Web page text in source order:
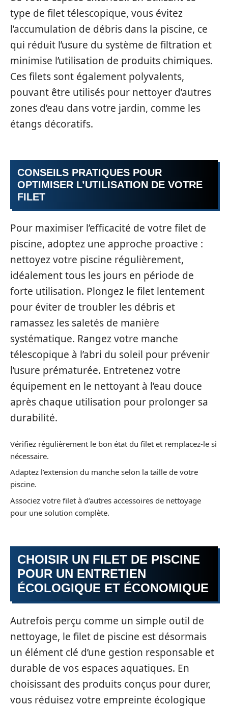
type de filet télescopique, vous évitez
l’accumulation de débris dans la piscine, ce
qui réduit l’usure du système de filtration et
minimise l’utilisation de produits chimiques.
Ces filets sont également polyvalents,
pouvant être utilisés pour nettoyer d’autres
zones d’eau dans votre jardin, comme les
étangs décoratifs.
CONSEILS PRATIQUES POUR
OPTIMISER L’UTILISATION DE VOTRE
FILET
Pour maximiser l’efficacité de votre filet de
piscine, adoptez une approche proactive :
nettoyez votre piscine régulièrement,
idéalement tous les jours en période de
forte utilisation. Plongez le filet lentement
pour éviter de troubler les débris et
ramassez les saletés de manière
systématique. Rangez votre manche
télescopique à l’abri du soleil pour prévenir
l’usure prématurée. Entretenez votre
équipement en le nettoyant à l’eau douce
après chaque utilisation pour prolonger sa
durabilité.
Vérifiez régulièrement le bon état du filet et remplacez-le si
nécessaire.
Adaptez l’extension du manche selon la taille de votre
piscine.
Associez votre filet à d’autres accessoires de nettoyage
pour une solution complète.
CHOISIR UN FILET DE PISCINE
POUR UN ENTRETIEN
ÉCOLOGIQUE ET ÉCONOMIQUE
Autrefois perçu comme un simple outil de
nettoyage, le filet de piscine est désormais
un élément clé d’une gestion responsable et
durable de vos espaces aquatiques. En
choisissant des produits conçus pour durer,
vous réduisez votre empreinte écologique